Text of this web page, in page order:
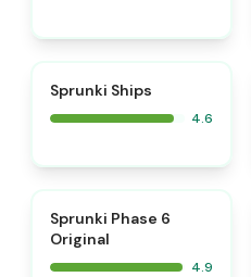
Sprunki Ships
4.6
Sprunki Phase 6
Original
4.9